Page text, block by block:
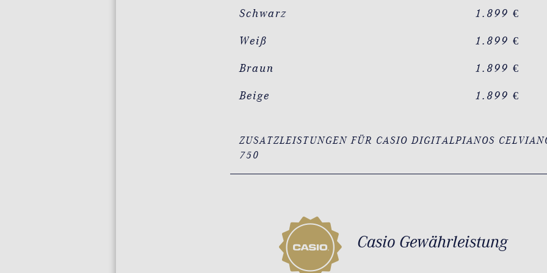
Schwarz 1.899 €
Weiß 1.899 €
Braun 1.899 €
Beige 1.899 €
ZUSATZLEISTUNGEN FÜR CASIO DIGITALPIANOS
750
Casio Gewährleistung